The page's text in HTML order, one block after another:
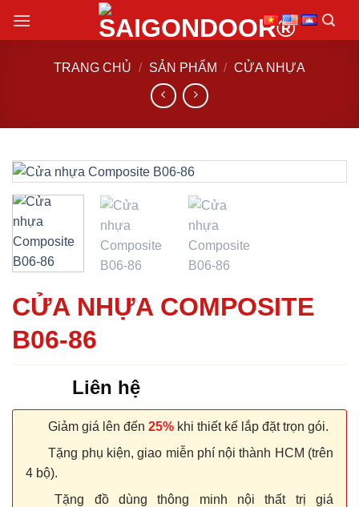
đến
TRANG CHỦ / SẢN PHẨM / CỬA NHỰA
CỬA NHỰA COMPOSITE
B06-86
Liên hệ
Giảm giá lên đến 25% khi thiết kế lắp đặt trọn gói.
Tặng phụ kiện, giao miễn phí nội thành HCM (trên
4 bộ).
Tặng đồ dùng thông minh nội thất trị giá